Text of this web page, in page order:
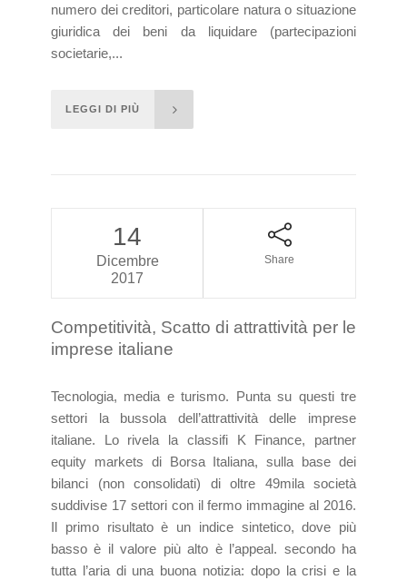
numero dei creditori, particolare natura o situazione
giuridica dei beni da liquidare (partecipazioni
societarie,...
LEGGI DI PIÙ
14
Dicembre
2017
Share
Competitività, Scatto di attrattività per le
imprese italiane
Tecnologia, media e turismo. Punta su questi tre
settori la bussola dell’attrattività delle imprese
italiane. Lo rivela la classifi K Finance, partner
equity markets di Borsa Italiana, sulla base dei
bilanci (non consolidati) di oltre 49mila società
suddivise 17 settori con il fermo immagine al 2016.
Il primo risultato è un indice sintetico, dove più
basso è il valore più alto è l’appeal. secondo ha
tutta l’aria di una buona notizia: dopo la crisi e la